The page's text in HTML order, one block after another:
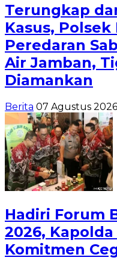
Terungkap
Kasus,
Peredaran
Air Jamban,
Diamankan
Berita 07 Agustus
Hadiri Forum
2026,
Komitmen